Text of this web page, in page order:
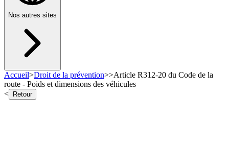
Nos autres sites
Accueil>Droit de la prévention>>Article R312-20 du Code de la
route - Poids et dimensions des véhicules
<
Retour